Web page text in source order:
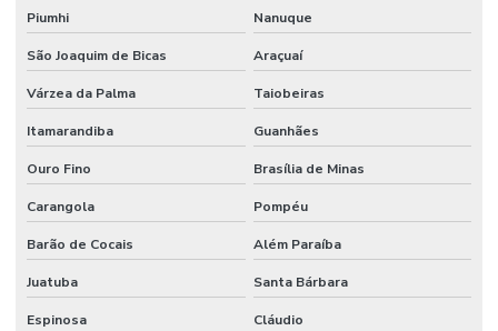
Piumhi Nanuque
São Joaquim de Bicas Araçuaí
Várzea da Palma Taiobeiras
Itamarandiba Guanhães
Ouro Fino Brasília de Minas
Carangola Pompéu
Barão de Cocais Além Paraíba
Juatuba Santa Bárbara
Espinosa Cláudio